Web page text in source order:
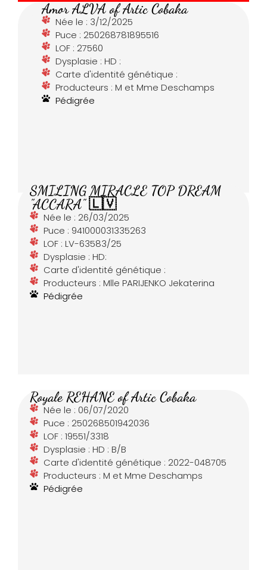
Amor ALVA of Artic Cobaka
Née le : 3/12/2025
Puce : 250268781895516
LOF : 27560
Dysplasie : HD :
Carte d'identité génétique :
Producteurs : M et Mme Deschamps
Pédigrée
SMILING MIRACLE TOP DREAM
"ACCARA" 🇱🇻
Née le : 26/03/2025
Puce : 941000031335263
LOF : LV-63583/25
Dysplasie : HD:
Carte d'identité génétique :
Producteurs : Mlle PARIJENKO Jekaterina
Pédigrée
Royale REHANE of Artic Cobaka
Née le : 06/07/2020
Puce : 250268501942036
LOF : 19551/3318
Dysplasie : HD : B/B
Carte d'identité génétique : 2022-048705
Producteurs : M et Mme Deschamps
Pédigrée